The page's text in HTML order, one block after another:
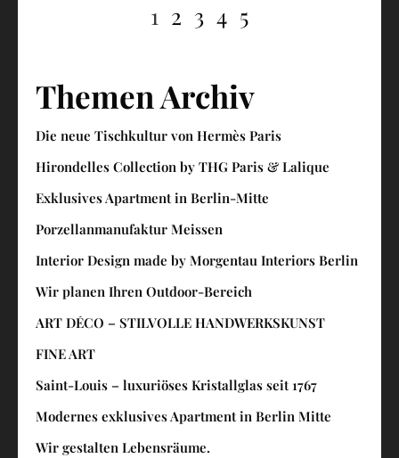
1 2 3 4 5
Themen Archiv
Die neue Tischkultur von Hermès Paris
Hirondelles Collection by THG Paris & Lalique
Exklusives Apartment in Berlin-Mitte
Porzellanmanufaktur Meissen
Interior Design made by Morgentau Interiors Berlin
Wir planen Ihren Outdoor-Bereich
ART DÉCO – STILVOLLE HANDWERKSKUNST
FINE ART
Saint-Louis – luxuriöses Kristallglas seit 1767
Modernes exklusives Apartment in Berlin Mitte
Wir gestalten Lebensräume.